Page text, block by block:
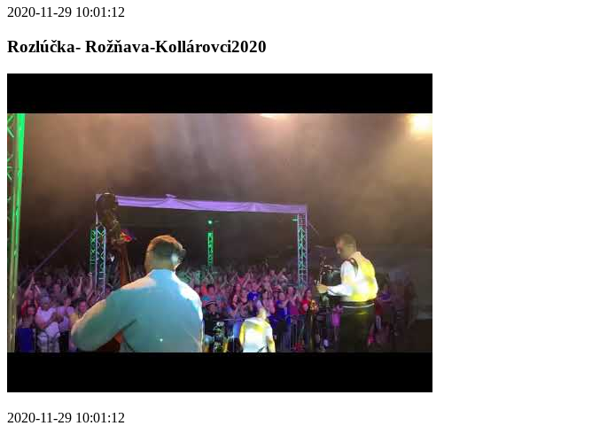
2020-11-29 10:01:12
Rozlúčka- Rožňava-Kollárovci2020
2020-11-29 10:01:12